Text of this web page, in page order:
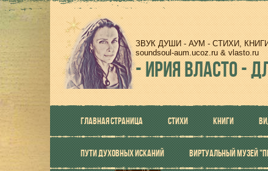
ЗВУК ДУШИ - АУМ - СТИХИ,
soundsoul-aum.ucoz.ru & vlasto.ru
-ИРИЯ ВЛАСТО -
ГЛАВНАЯ СТРАНИЦА СТИХИ КНИГИ
ПУТИ ДУХОВНЫХ ИСКАНИЙ ВИРТУАЛЬНЫЙ МУЗЕЙ